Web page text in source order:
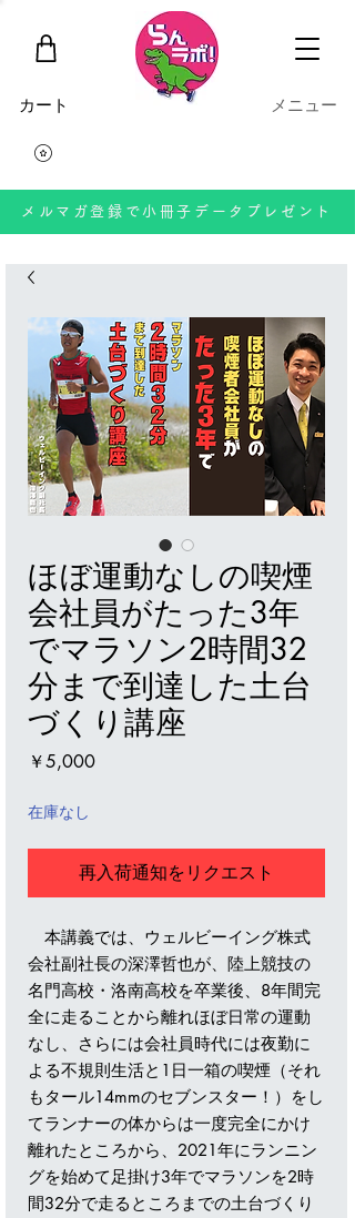
​カート ​メニュー
メルマガ登録で小冊子データプレゼント
ほぼ運動なしの喫煙
会社員がたった3年
でマラソン2時間32
分まで到達した土台
づくり講座
￥5,000価
在庫なし
再入荷通知をリクエスト
本講義では、ウェルビーイング株式
会社副社長の深澤哲也が、陸上競技の
名門高校・洛南高校を卒業後、8年間完
全に走ることから離れほぼ日常の運動
なし、さらには会社員時代には夜勤に
よる不規則生活と1日一箱の喫煙（それ
もタール14mmのセブンスター！）をし
てランナーの体からは一度完全にかけ
離れたところから、2021年にランニン
グを始めて足掛け3年でマラソンを2時
間32分で走るところまでの土台づくり